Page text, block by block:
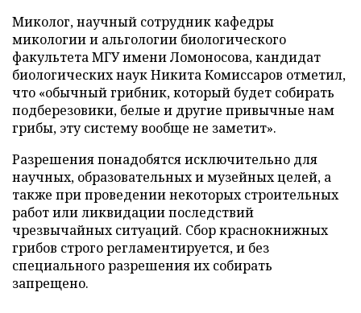
Миколог, научный сотрудник кафедры
микологии и альгологии биологического
факультета МГУ имени Ломоносова, кандидат
биологических наук Никита Комиссаров отметил,
что «обычный грибник, который будет собирать
подберезовики, белые и другие привычные нам
грибы, эту систему вообще не заметит».
Разрешения понадобятся исключительно для
научных, образовательных и музейных целей, а
также при проведении некоторых строительных
работ или ликвидации последствий
чрезвычайных ситуаций. Сбор краснокнижных
грибов строго регламентируется, и без
специального разрешения их собирать
запрещено.